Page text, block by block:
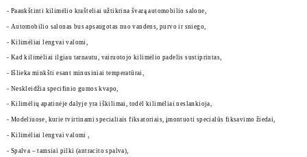
- Paaukštinti kilimėlio krašteliai užtikrina švarą automobilio salone,
- Automobilio salonas bus apsaugotas nuo vandens, purvo ir sniego,
- Kilimėliai lengvai valomi,
- Kad kilimėliai ilgiau tarnautu, vairuotojo kilimėlio padelis sustiprintas,
- Išlieka minkšti esant minusiniai temperatūrai,
- Neskleidžia specifinio gumos kvapo,
- Kilimėlių apatinėje dalyje yra iškilimai, todėl kilimėliai neslankioja,
- Modeliuose, kurie tvirtinami specialiais fiksatoriais, įmontuoti specialūs fiksavimo žiedai,
- Kilimėliai lengvai valomi ,
- Spalva – tamsiai pilki (antracito spalva),